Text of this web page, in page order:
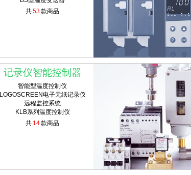
共53 款商品
记录仪智能控制器
智能型温度控制仪
LOGOSCREEN电子无纸记录仪
远程监控系统
KLB系列温度控制仪
共 14款商品